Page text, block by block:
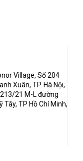
Village, Số 204
Xuân, TP. Hà Nội,
21 M-L đường
Tây, TP Hồ Chí Minh,